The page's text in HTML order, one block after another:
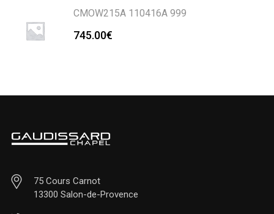
CMOW215A 110416A 999
745.00€
75 Cours Carnot
13300 Salon-de-Provence